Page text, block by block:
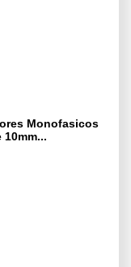
Monofasicos
10mm...